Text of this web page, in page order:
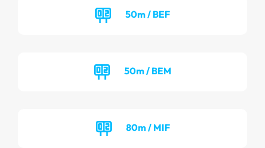
50m / BEF
50m / BEM
80m / MIF